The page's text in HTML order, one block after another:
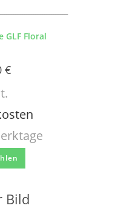
GLF Floral
€